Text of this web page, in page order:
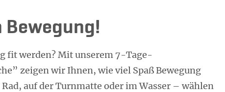
Bewegung!
fit werden? Mit unserem 7-Tage-
zeigen wir Ihnen, wie viel Spaß Bewegung
auf der Turnmatte oder im Wasser – wählen